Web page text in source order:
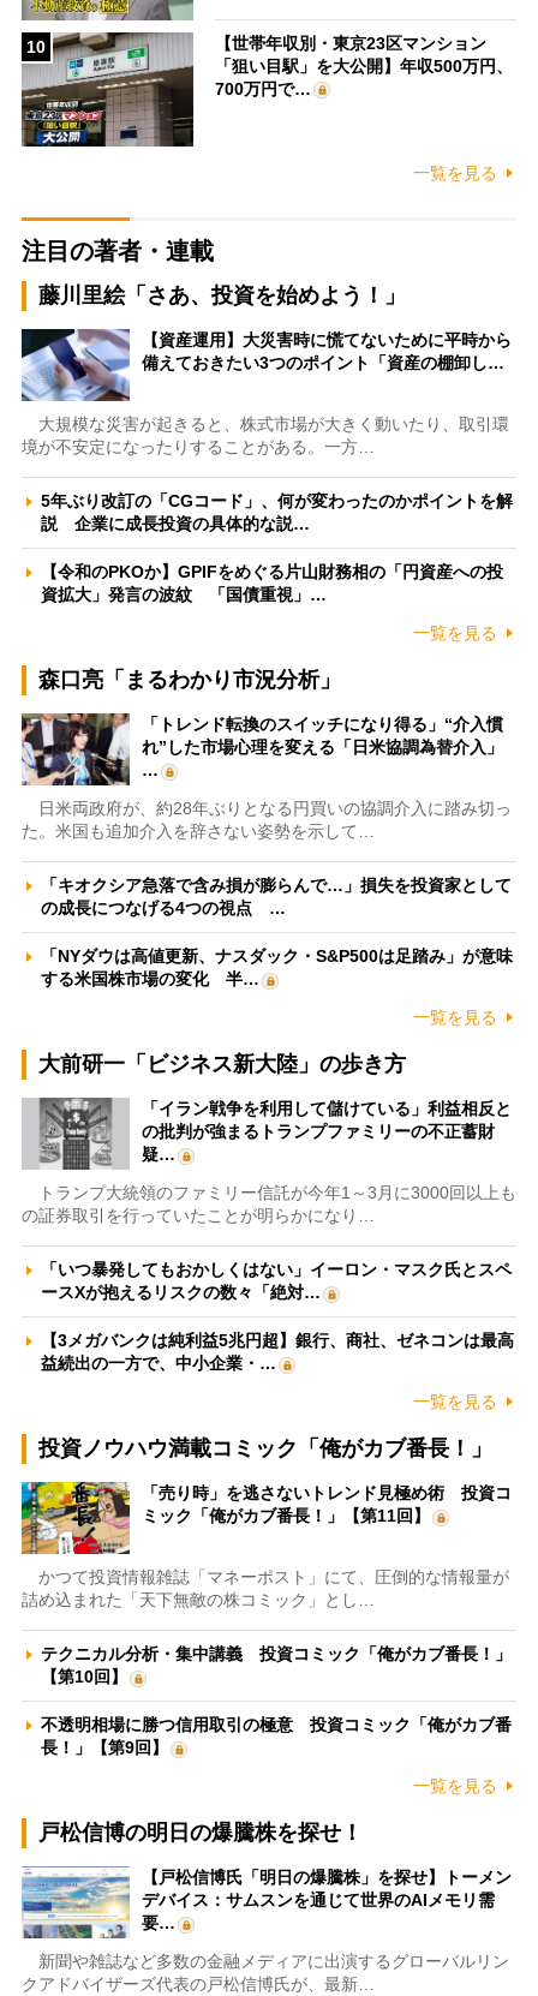
10
【世帯年収別・東京23区マンション
「狙い目駅」を大公開】年収500万円、
700万円で…
一覧を見る
注目の著者・連載
藤川里絵「さあ、投資を始めよう！」
【資産運用】大災害時に慌てないために平時から
備えておきたい3つのポイント「資産の棚卸し…
大規模な災害が起きると、株式市場が大きく動いたり、取引環
境が不安定になったりすることがある。一方…
5年ぶり改訂の「CGコード」、何が変わったのかポイントを解
説 企業に成長投資の具体的な説…
【令和のPKOか】GPIFをめぐる片山財務相の「円資産への投
資拡大」発言の波紋 「国債重視」…
一覧を見る
森口亮「まるわかり市況分析」
「トレンド転換のスイッチになり得る」“介入慣
れ”した市場心理を変える「日米協調為替介入」
…
日米両政府が、約28年ぶりとなる円買いの協調介入に踏み切っ
た。米国も追加介入を辞さない姿勢を示して…
「キオクシア急落で含み損が膨らんで…」損失を投資家として
の成長につなげる4つの視点 …
「NYダウは高値更新、ナスダック・S&P500は足踏み」が意味
する米国株市場の変化 半…
一覧を見る
大前研一「ビジネス新大陸」の歩き方
「イラン戦争を利用して儲けている」利益相反と
の批判が強まるトランプファミリーの不正蓄財
疑…
トランプ大統領のファミリー信託が今年1～3月に3000回以上も
の証券取引を行っていたことが明らかになり…
「いつ暴発してもおかしくはない」イーロン・マスク氏とスペ
ースXが抱えるリスクの数々「絶対…
【3メガバンクは純利益5兆円超】銀行、商社、ゼネコンは最高
益続出の一方で、中小企業・…
一覧を見る
投資ノウハウ満載コミック「俺がカブ番長！」
「売り時」を逃さないトレンド見極め術 投資コ
ミック「俺がカブ番長！」【第11回】
かつて投資情報雑誌「マネーポスト」にて、圧倒的な情報量が
詰め込まれた「天下無敵の株コミック」とし…
テクニカル分析・集中講義 投資コミック「俺がカブ番長！」
【第10回】
不透明相場に勝つ信用取引の極意 投資コミック「俺がカブ番
長！」【第9回】
一覧を見る
戸松信博の明日の爆騰株を探せ！
【戸松信博氏「明日の爆騰株」を探せ】トーメン
デバイス：サムスンを通じて世界のAIメモリ需
要…
新聞や雑誌など多数の金融メディアに出演するグローバルリン
クアドバイザーズ代表の戸松信博氏が、最新…